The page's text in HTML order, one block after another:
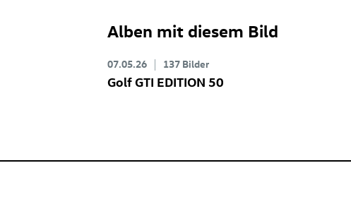
Alben mit diesem Bild
07.05.26 137 Bilder
Golf GTI EDITION 50